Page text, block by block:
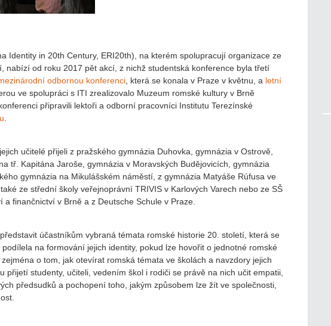
Identity in 20th Century, ERI20th), na kterém spolupracují organizace ze
nabízí od roku 2017 pět akcí, z nichž studentská konference byla třetí
odbornou konferenci , která se konala v Praze v květnu, a letní
ve spolupráci s ITI zrealizovalo Muzeum romské kultury v Brně
připravili lektoři a odborní pracovníci Institutu Terezínské
učitelé přijeli z pražského gymnázia Duhovka, gymnázia v Ostrově,
tř. Kapitána Jaroše, gymnázia v Moravských Budějovicích, gymnázia
gymnázia na Mikulášském náměstí, z gymnázia Matyáše Rúfusa ve
ze střední školy veřejnoprávní TRIVIS v Karlových Varech nebo ze SŠ
a finančnictví v Brně a z Deutsche Schule v Praze.
účastníkům vybraná témata romské historie 20. století, která se
na formování jejich identity, pokud lze hovořit o jednotné romské
o tom, jak otevírat romská témata ve školách a navzdory jejich
přijetí studenty, učiteli, vedením škol i rodiči se právě na nich učit empatii,
předsudků a pochopení toho, jakým způsobem lze žít ve společnosti,